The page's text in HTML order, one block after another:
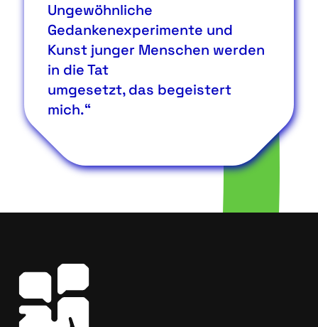
Ungewöhnliche
Gedankenexperimente und
Kunst junger Menschen werden
in die Tat
umgesetzt, das begeistert
mich.“